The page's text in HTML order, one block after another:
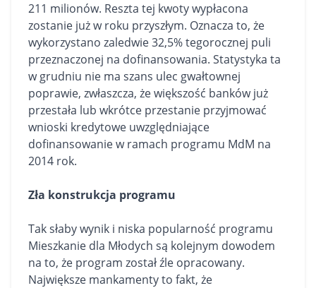
211 milionów. Reszta tej kwoty wypłacona
zostanie już w roku przyszłym. Oznacza to, że
wykorzystano zaledwie 32,5% tegorocznej puli
przeznaczonej na dofinansowania. Statystyka ta
w grudniu nie ma szans ulec gwałtownej
poprawie, zwłaszcza, że większość banków już
przestała lub wkrótce przestanie przyjmować
wnioski kredytowe uwzględniające
dofinansowanie w ramach programu MdM na
2014 rok.
Zła konstrukcja programu
Tak słaby wynik i niska popularność programu
Mieszkanie dla Młodych są kolejnym dowodem
na to, że program został źle opracowany.
Największe mankamenty to fakt, że